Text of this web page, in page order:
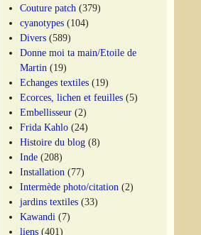
Couture patch (379)
cyanotypes (104)
Divers (589)
Donne moi ta main/Etoile de
Martin (19)
Echanges textiles (19)
Ecorces, lichen et feuilles (5)
Embellisseur (2)
Frida Kahlo (24)
Histoire du blog (8)
Inde (208)
Installation (77)
Intermède photo/citation (2)
jardins textiles (33)
Kawandi (7)
liens (401)